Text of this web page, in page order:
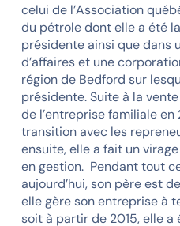
celui de l’Association
du pétrole dont elle a été
présidente ainsi que dans
d’affaires et une
région de Bedford sur
présidente. Suite à la
de l’entreprise familiale
transition avec les
ensuite, elle a fait un
en gestion. Pendant tout
aujourd’hui, son père est
elle gère son entreprise à
soit à partir de 2015, elle